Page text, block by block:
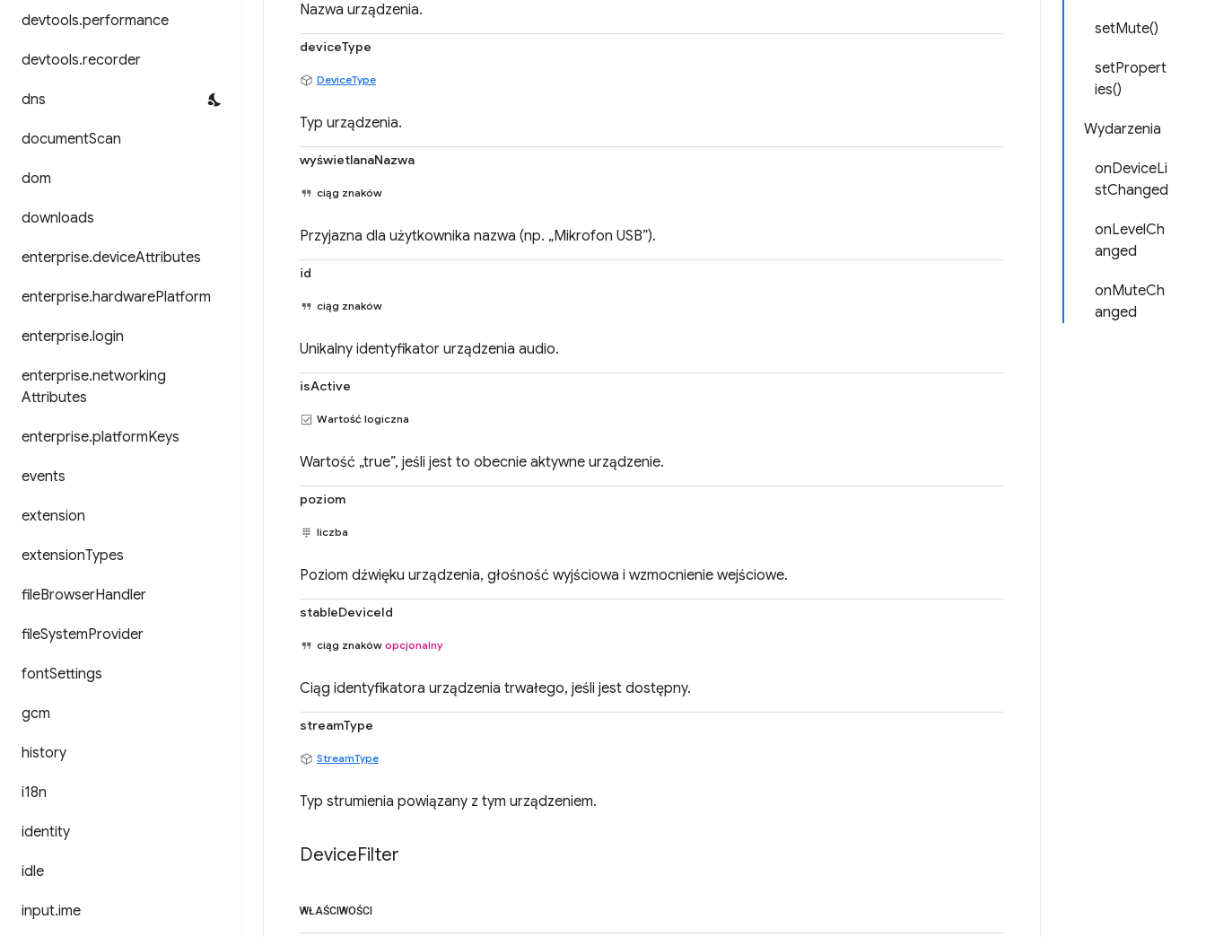
devtools.performance
devtools.recorder
dns
documentScan
dom
downloads
enterprise.deviceAttributes
enterprise.hardwarePlatform
enterprise.login
enterprise.networking
Attributes
enterprise.platformKeys
events
extension
extensionTypes
fileBrowserHandler
fileSystemProvider
fontSettings
gcm
history
i18n
identity
idle
input.ime
setMute()
setPropert
ies()
Wydarzenia
onDeviceLi
stChanged
onLevelCh
anged
onMuteCh
anged
Nazwa urządzenia.
deviceType
DeviceType
Typ urządzenia.
wyświetlanaNazwa
ciąg znaków
Przyjazna dla użytkownika nazwa (np. „Mikrofon USB”).
id
ciąg znaków
Unikalny identyfikator urządzenia audio.
isActive
Wartość logiczna
Wartość „true”, jeśli jest to obecnie aktywne urządzenie.
poziom
liczba
Poziom dźwięku urządzenia, głośność wyjściowa i wzmocnienie wejściowe.
stableDeviceId
ciąg znaków opcjonalny
Ciąg identyfikatora urządzenia trwałego, jeśli jest dostępny.
streamType
StreamType
Typ strumienia powiązany z tym urządzeniem.
DeviceFilter
WŁAŚCIWOŚCI